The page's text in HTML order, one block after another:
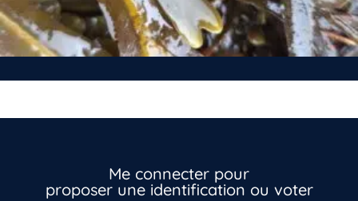
Me connecter pour
proposer une identification ou voter